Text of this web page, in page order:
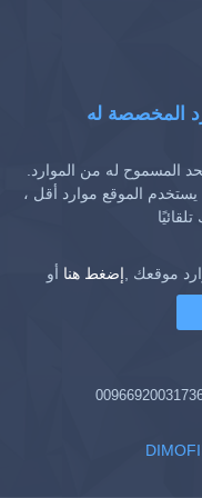
المخصصة له
المسموح له من الموارد.
الموقع موارد أقل ،
موقعك ,إضغط هنا أو